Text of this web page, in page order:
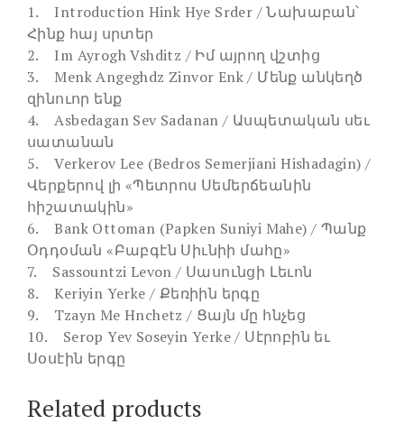
1. Introduction Hink Hye Srder / Նախաբան՝
Հինք հայ սրտեր
2. Im Ayrogh Vshditz / Իմ այրող վշտից
3. Menk Angeghdz Zinvor Enk / Մենք անկեղծ
զինուոր ենք
4. Asbedagan Sev Sadanan / Ասպետական սեւ
սատանան
5. Verkerov Lee (Bedros Semerjiani Hishadagin) /
Վերքերով լի «Պետրոս Սեմերճեանին
հիշատակին»
6. Bank Ottoman (Papken Suniyi Mahe) / Պանք
Օդդօման «Բաբգէն Սիւնիի մահը»
7. Sassountzi Levon / Սասունցի Լեւոն
8. Keriyin Yerke / Քեռիին երգը
9. Tzayn Me Hnchetz / Ցայն մը հնչեց
10. Serop Yev Soseyin Yerke / Սէրոբին եւ
Սօսէին երգը
Related products